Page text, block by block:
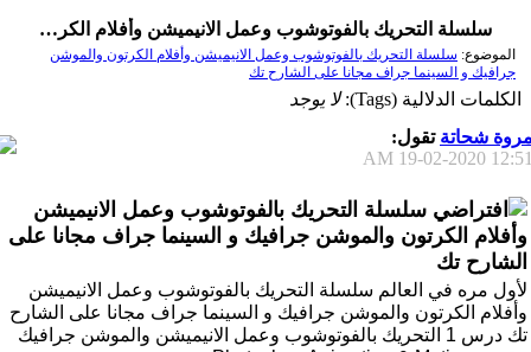
سلسلة التحريك بالفوتوشوب وعمل الانيميشن وأفلام الكرتون والموشن جرافيك و السينما جراف مجانا على الشارح تك
الموضوع: سلسلة التحريك بالفوتوشوب وعمل الانيميشن وأفلام الكرتون والموشن
جرافيك و السينما جراف مجانا على الشارح تك
الكلمات الدلالية (Tags):
لا يوجد
شحاتة تقول:
19-02-2020 12:51
سلسلة التحريك بالفوتوشوب وعمل الانيميشن
وأفلام الكرتون والموشن جرافيك و السينما جراف مجانا على
الشارح تك
لأول مره في العالم سلسلة التحريك بالفوتوشوب وعمل الانيميشن
وأفلام الكرتون والموشن جرافيك و السينما جراف مجانا على الشارح
تك
درس 1 التحريك بالفوتوشوب وعمل الانيميشن والموشن جرافيك